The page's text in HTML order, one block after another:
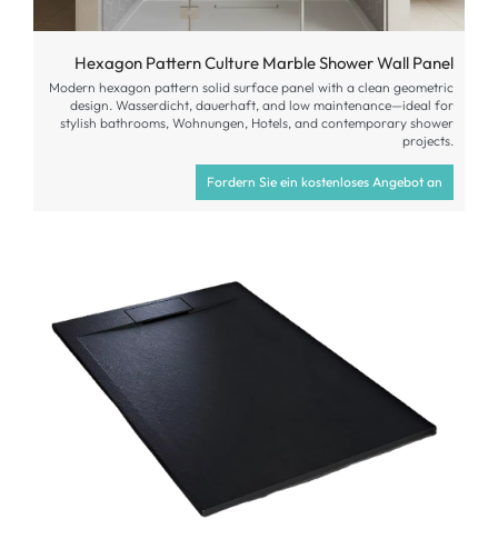
Hexagon Pattern Culture Marble Shower Wall Panel
Modern hexagon pattern solid surface panel with a clean geometric
design . Wasserdicht, dauerhaft, and low maintenance—ideal for
stylish bathrooms , Wohnungen, Hotels, and contemporary shower
projects
Fordern Sie ein kostenloses Angebot an